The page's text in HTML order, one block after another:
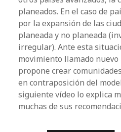
planeados. En el caso de
por la expansión de las
planeada y no planeada
irregular). Ante esta
movimiento llamado
propone crear
en contraposición del
siguiente vídeo lo explica
muchas de sus